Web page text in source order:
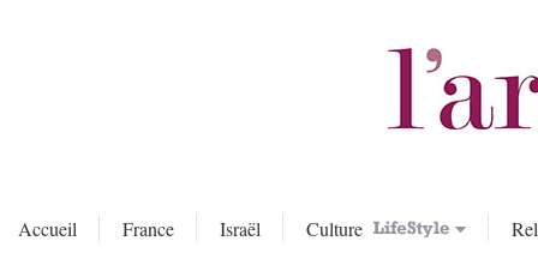
Accueil France Israël Culture